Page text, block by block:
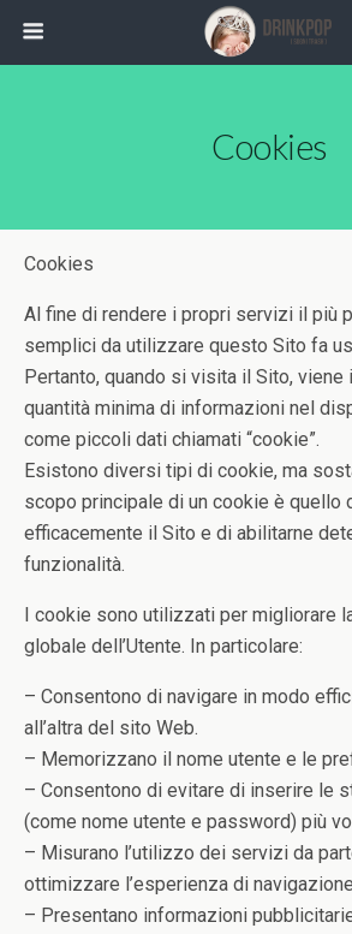
Cookies
Cookies
Al fine di rendere i propri servizi il più
semplici da utilizzare questo Sito fa
Pertanto, quando si visita il Sito, viene
quantità minima di informazioni nel
come piccoli dati chiamati “cookie”.
Esistono diversi tipi di cookie, ma
scopo principale di un cookie è quello
efficacemente il Sito e di abilitarne
funzionalità.
I cookie sono utilizzati per migliorare
globale dell’Utente. In particolare:
– Consentono di navigare in modo
all’altra del sito Web.
– Memorizzano il nome utente e le
– Consentono di evitare di inserire le
(come nome utente e password) più
– Misurano l’utilizzo dei servizi da
ottimizzare l’esperienza di
– Presentano informazioni